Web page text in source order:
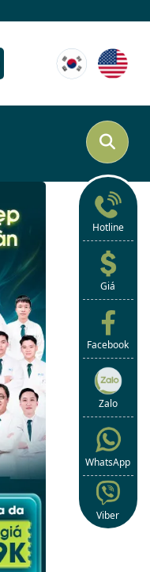
Hotline
Giá
Facebook
Zalo
WhatsApp
Viber